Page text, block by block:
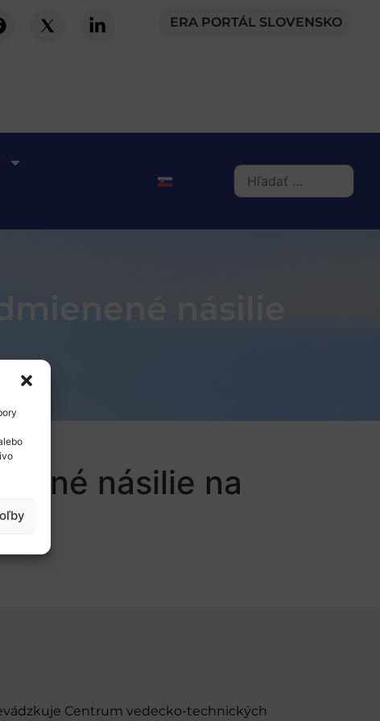
ERA PORTÁL SLOVENSKO
násilie
násilie na
Centrum vedecko-technických